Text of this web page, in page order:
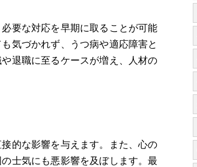
要な対応を早期に取ることが可能
気づかれず、うつ病や適応障害と
退職に至るケースが増え、人材の
的な影響を与えます。また、心の
士気にも悪影響を及ぼします。最